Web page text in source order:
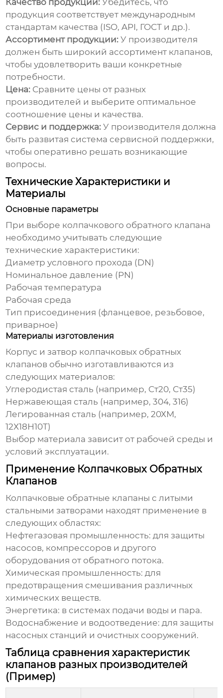
Качество продукции: Убедитесь, что
продукция соответствует международным
стандартам качества (ISO, API, ГОСТ и др.).
Ассортимент продукции: У производителя
должен быть широкий ассортимент клапанов,
чтобы удовлетворить ваши конкретные
потребности.
Цена: Сравните цены от разных
производителей и выберите оптимальное
соотношение цены и качества.
Сервис и поддержка: У производителя должна
быть развитая система сервисной поддержки,
чтобы оперативно решать возникающие
вопросы.
Технические Характеристики и
Материалы
Основные параметры
При выборе колпачкового обратного клапана
необходимо учитывать следующие
технические характеристики:
Диаметр условного прохода (DN)
Номинальное давление (PN)
Рабочая температура
Рабочая среда
Тип присоединения (фланцевое, резьбовое,
приварное)
Материалы изготовления
Корпус и затвор колпачковых обратных
клапанов обычно изготавливаются из
следующих материалов:
Углеродистая сталь (например, Ст20, Ст35)
Нержавеющая сталь (например, 304, 316)
Легированная сталь (например, 20ХМ,
12Х18Н10Т)
Выбор материала зависит от рабочей среды и
условий эксплуатации.
Применение Колпачковых Обратных
Клапанов
Колпачковые обратные клапаны с литыми
стальными затворами находят применение в
следующих областях:
Нефтегазовая промышленность: для защиты
насосов, компрессоров и другого
оборудования от обратного потока.
Химическая промышленность: для
предотвращения смешивания различных
химических веществ.
Энергетика: в системах подачи воды и пара.
Водоснабжение и водоотведение: для защиты
насосных станций и очистных сооружений.
Таблица сравнения характеристик
клапанов разных производителей
(Пример)